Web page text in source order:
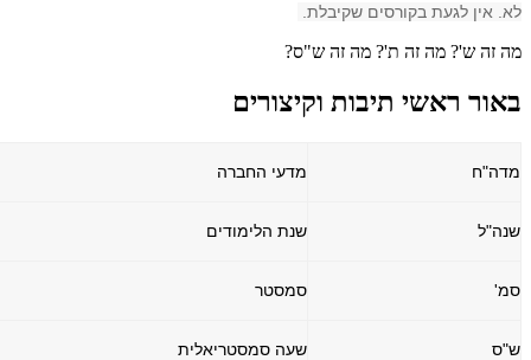
לא. אין לגעת בקורסים שקיבלת.
מה זה ש'? מה זה ת'? מה זה ש"ס?
באור ראשי תיבות וקיצורים
מדה"ח מדעי החברה
שנה"ל שנת הלימודים
סמ' סמסטר
ש"ס שעה סמסטריאלית